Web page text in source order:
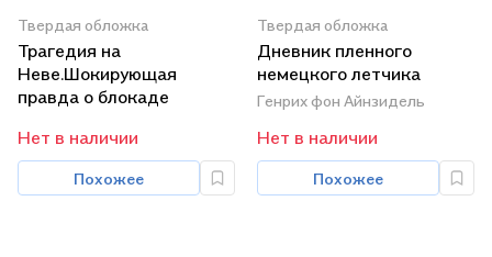
Твердая обложка
Трагедия на
Неве.Шокирующая
правда о блокаде
Нет в наличии
Похожее
Твердая обложка
Дневник пленного
немецкого летчика
Генрих фон Айнзидель
Нет в наличии
Похожее